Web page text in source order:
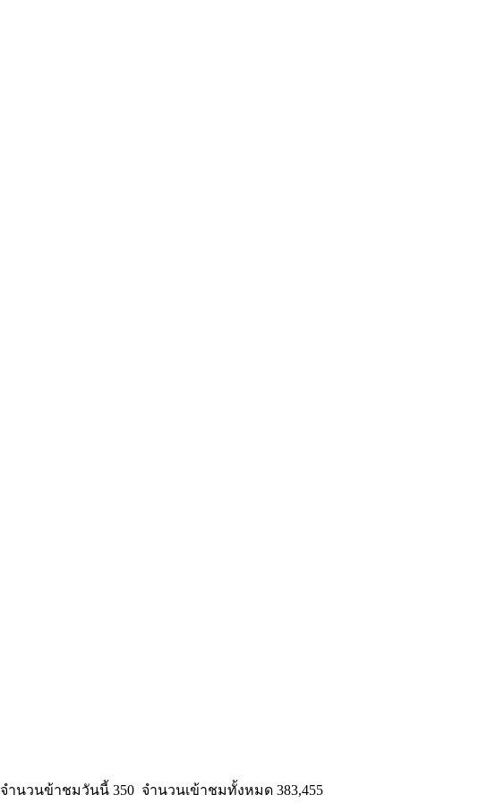
จำนวนข้าชมวันนี้ 350 จำนวนเข้าชมทั้งหมด 383,455